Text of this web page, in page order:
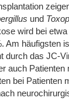
und
wird bei
Am häufigsten
durch das JC-
auch
bei